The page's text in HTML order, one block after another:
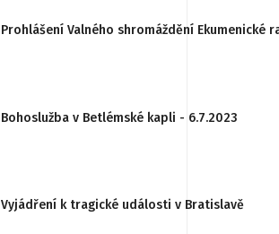
Prohlášení Valného shromáždění
Bohoslužba v Betlémské kapli - 6.7.2023
Vyjádření k tragické události v Bratislavě